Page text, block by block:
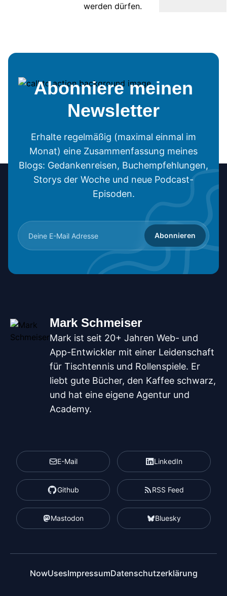
werden dürfen.
Abonniere meinen
Newsletter
Erhalte regelmäßig (maximal einmal im
Monat) eine Zusammenfassung meines
Blogs: Gedankenreisen, Buchempfehlungen,
Storys der Woche und neue Podcast-
Episoden.
Abonnieren
Mark Schmeiser
Mark ist seit 20+ Jahren Web- und
App-Entwickler mit einer Leidenschaft
für Tischtennis und Rollenspiele. Er
liebt gute Bücher, den Kaffee schwarz,
und hat eine eigene Agentur und
Academy.
E-Mail LinkedIn
Github RSS Feed
Mastodon Bluesky
NowUsesImpressumDatenschutzerklärung